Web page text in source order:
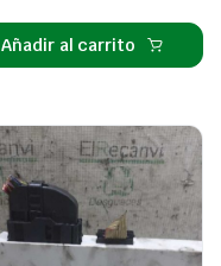
Añadir al carrito